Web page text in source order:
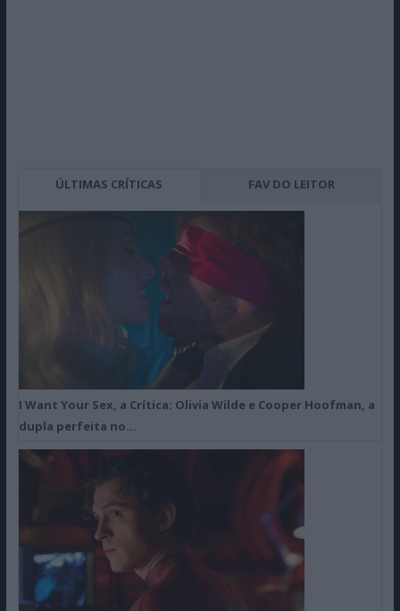
ÚLTIMAS CRÍTICAS FAV DO LEITOR
I Want Your Sex, a Crítica: Olivia Wilde e Cooper Hoofman, a
dupla perfeita no…